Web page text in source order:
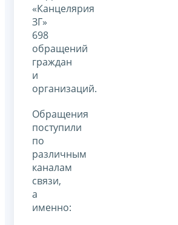
«Канцелярия
ЗГ»
698
обращений
граждан
и
организаций.
Обращения
поступили
по
различным
каналам
связи,
а
именно: